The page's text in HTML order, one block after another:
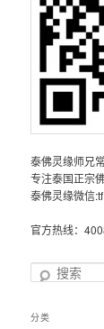
泰佛灵缘师兄
专注泰国正宗
泰佛灵缘微信
官方热线：
搜
分类